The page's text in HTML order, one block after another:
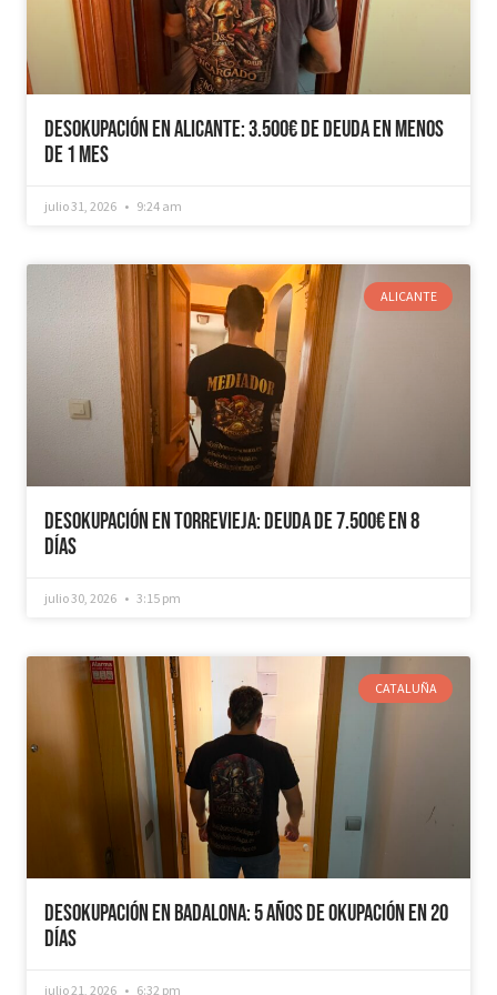
Desokupación en Alicante: 3.500€ de Deuda en Menos
de 1 mes
julio 31, 2026 9:24 am
ALICANTE
Desokupación en Torrevieja: Deuda de 7.500€ en 8
días
julio 30, 2026 3:15 pm
CATALUÑA
Desokupación en Badalona: 5 años de Okupación en 20
días
julio 21, 2026 6:32 pm